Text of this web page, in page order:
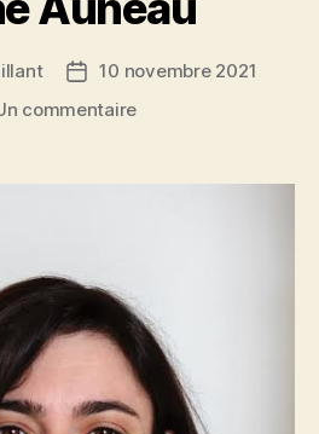
Date10 novembre 2021
commentairesur